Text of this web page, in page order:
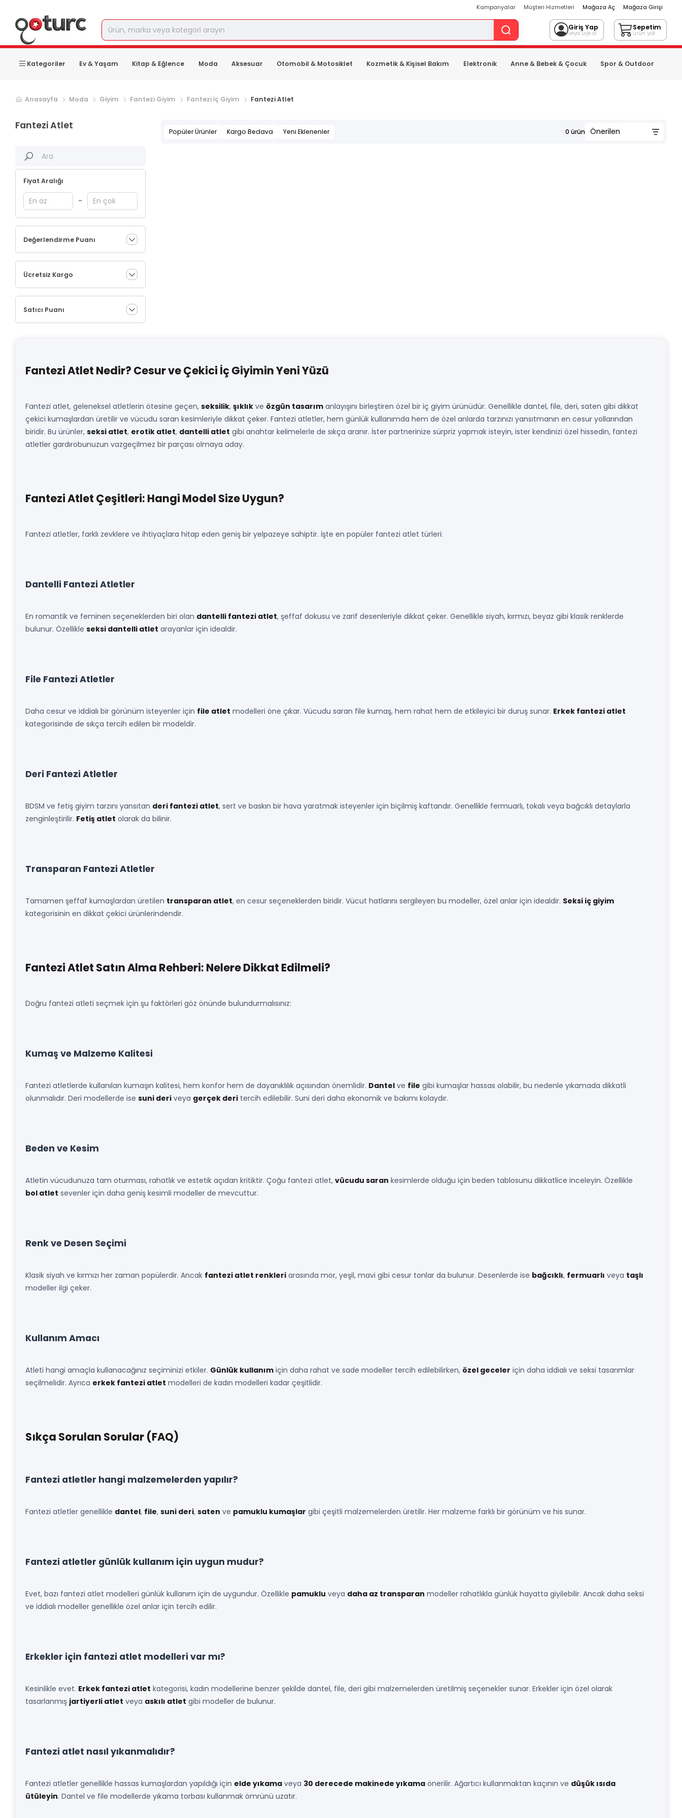
Kampanyalar Müşteri Hizmetleri Mağaza Aç Mağaza Girişi
Giriş Yap
veya üye ol
Sepetim
ürün yok
Kategoriler Ev & Yaşam Kitap & Eğlence Moda Aksesuar Otomobil & Motosiklet Kozmetik & Kişisel Bakım Elektronik Anne & Bebek & Çocuk Spor & Outdoor
Anasayfa Moda Giyim Fantezi Giyim Fantezi İç Giyim Fantezi Atlet
Fantezi Atlet
Fiyat Aralığı
-
Değerlendirme Puanı
Ücretsiz Kargo
Satıcı Puanı
Popüler Ürünler Kargo Bedava Yeni Eklenenler 0 ürün
Fantezi Atlet Nedir? Cesur ve Çekici İç Giyimin Yeni Yüzü
Fantezi atlet, geleneksel atletlerin ötesine geçen, seksilik, şıklık ve özgün tasarım anlayışını birleştiren özel bir iç giyim ürünüdür. Genellikle dantel, file, deri, saten gibi dikkat
çekici kumaşlardan üretilir ve vücudu saran kesimleriyle dikkat çeker. Fantezi atletler, hem günlük kullanımda hem de özel anlarda tarzınızı yansıtmanın en cesur yollarından
biridir. Bu ürünler, seksi atlet, erotik atlet, dantelli atlet gibi anahtar kelimelerle de sıkça aranır. İster partnerinize sürpriz yapmak isteyin, ister kendinizi özel hissedin, fantezi
atletler gardırobunuzun vazgeçilmez bir parçası olmaya aday.
Fantezi Atlet Çeşitleri: Hangi Model Size Uygun?
Fantezi atletler, farklı zevklere ve ihtiyaçlara hitap eden geniş bir yelpazeye sahiptir. İşte en popüler fantezi atlet türleri:
Dantelli Fantezi Atletler
En romantik ve feminen seçeneklerden biri olan dantelli fantezi atlet, şeffaf dokusu ve zarif desenleriyle dikkat çeker. Genellikle siyah, kırmızı, beyaz gibi klasik renklerde
bulunur. Özellikle seksi dantelli atlet arayanlar için idealdir.
File Fantezi Atletler
Daha cesur ve iddialı bir görünüm isteyenler için file atlet modelleri öne çıkar. Vücudu saran file kumaş, hem rahat hem de etkileyici bir duruş sunar. Erkek fantezi atlet
kategorisinde de sıkça tercih edilen bir modeldir.
Deri Fantezi Atletler
BDSM ve fetiş giyim tarzını yansıtan deri fantezi atlet, sert ve baskın bir hava yaratmak isteyenler için biçilmiş kaftandır. Genellikle fermuarlı, tokalı veya bağcıklı detaylarla
zenginleştirilir. Fetiş atlet olarak da bilinir.
Transparan Fantezi Atletler
Tamamen şeffaf kumaşlardan üretilen transparan atlet, en cesur seçeneklerden biridir. Vücut hatlarını sergileyen bu modeller, özel anlar için idealdir. Seksi iç giyim
kategorisinin en dikkat çekici ürünlerindendir.
Fantezi Atlet Satın Alma Rehberi: Nelere Dikkat Edilmeli?
Doğru fantezi atleti seçmek için şu faktörleri göz önünde bulundurmalısınız:
Kumaş ve Malzeme Kalitesi
Fantezi atletlerde kullanılan kumaşın kalitesi, hem konfor hem de dayanıklılık açısından önemlidir. Dantel ve file gibi kumaşlar hassas olabilir, bu nedenle yıkamada dikkatli
olunmalıdır. Deri modellerde ise suni deri veya gerçek deri tercih edilebilir. Suni deri daha ekonomik ve bakımı kolaydır.
Beden ve Kesim
Atletin vücudunuza tam oturması, rahatlık ve estetik açıdan kritiktir. Çoğu fantezi atlet, vücudu saran kesimlerde olduğu için beden tablosunu dikkatlice inceleyin. Özellikle
bol atlet sevenler için daha geniş kesimli modeller de mevcuttur.
Renk ve Desen Seçimi
Klasik siyah ve kırmızı her zaman popülerdir. Ancak fantezi atlet renkleri arasında mor, yeşil, mavi gibi cesur tonlar da bulunur. Desenlerde ise bağcıklı, fermuarlı veya taşlı
modeller ilgi çeker.
Kullanım Amacı
Atleti hangi amaçla kullanacağınız seçiminizi etkiler. Günlük kullanım için daha rahat ve sade modeller tercih edilebilirken, özel geceler için daha iddialı ve seksi tasarımlar
seçilmelidir. Ayrıca erkek fantezi atlet modelleri de kadın modelleri kadar çeşitlidir.
Sıkça Sorulan Sorular (FAQ)
Fantezi atletler hangi malzemelerden yapılır?
Fantezi atletler genellikle dantel, file, suni deri, saten ve pamuklu kumaşlar gibi çeşitli malzemelerden üretilir. Her malzeme farklı bir görünüm ve his sunar.
Fantezi atletler günlük kullanım için uygun mudur?
Evet, bazı fantezi atlet modelleri günlük kullanım için de uygundur. Özellikle pamuklu veya daha az transparan modeller rahatlıkla günlük hayatta giyilebilir. Ancak daha seksi
ve iddialı modeller genellikle özel anlar için tercih edilir.
Erkekler için fantezi atlet modelleri var mı?
Kesinlikle evet. Erkek fantezi atlet kategorisi, kadın modellerine benzer şekilde dantel, file, deri gibi malzemelerden üretilmiş seçenekler sunar. Erkekler için özel olarak
tasarlanmış jartiyerli atlet veya askılı atlet gibi modeller de bulunur.
Fantezi atlet nasıl yıkanmalıdır?
Fantezi atletler genellikle hassas kumaşlardan yapıldığı için elde yıkama veya 30 derecede makinede yıkama önerilir. Ağartıcı kullanmaktan kaçının ve düşük ısıda
ütüleyin. Dantel ve file modellerde yıkama torbası kullanmak ömrünü uzatır.